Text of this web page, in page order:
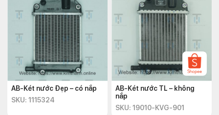
AB-Két nước Đẹp – có nắp
SKU: 1115324
AB-Két nước TL – không
nắp
SKU: 19010-KVG-901